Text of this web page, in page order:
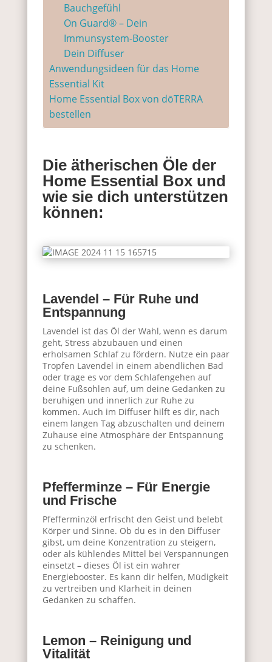
Bauchgefühl
On Guard® – Dein
Immunsystem-Booster
Dein Diffuser
Anwendungsideen für das Home
Essential Kit
Home Essential Box von dōTERRA
bestellen
Die ätherischen Öle der
Home Essential Box und
wie sie dich unterstützen
können:
Lavendel – Für Ruhe und
Entspannung
Lavendel ist das Öl der Wahl, wenn es darum
geht, Stress abzubauen und einen
erholsamen Schlaf zu fördern. Nutze ein paar
Tropfen Lavendel in einem abendlichen Bad
oder trage es vor dem Schlafengehen auf
deine Fußsohlen auf, um deine Gedanken zu
beruhigen und innerlich zur Ruhe zu
kommen. Auch im Diffuser hilft es dir, nach
einem langen Tag abzuschalten und deinem
Zuhause eine Atmosphäre der Entspannung
zu schenken.
Pfefferminze – Für Energie
und Frische
Pfefferminzöl erfrischt den Geist und belebt
Körper und Sinne. Ob du es in den Diffuser
gibst, um deine Konzentration zu steigern,
oder als kühlendes Mittel bei Verspannungen
einsetzt – dieses Öl ist ein wahrer
Energiebooster. Es kann dir helfen, Müdigkeit
zu vertreiben und Klarheit in deinen
Gedanken zu schaffen.
Lemon – Reinigung und
Vitalität